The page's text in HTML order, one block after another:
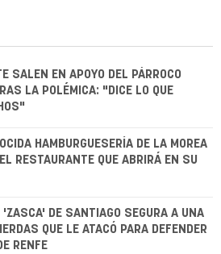
SALEN EN APOYO DEL PÁRROCO
LA POLÉMICA: "DICE LO QUE
HAMBURGUESERÍA DE LA MOREA
RESTAURANTE QUE ABRIRÁ EN SU
'ZASCA' DE SANTIAGO SEGURA A UNA
QUE LE ATACÓ PARA DEFENDER
RENFE